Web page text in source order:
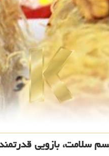
سلامت، بازویی